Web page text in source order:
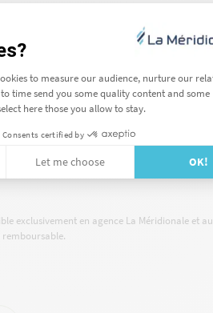
à 20h).
exclusivement en agence La Méridionale et au
remboursable.